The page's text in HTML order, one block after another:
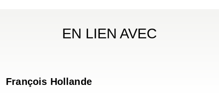
EN LIEN AVEC
François Hollande